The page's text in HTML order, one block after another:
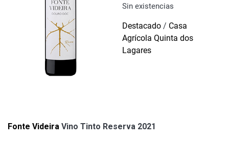
Sin existencias
Destacado / Casa
Agrícola Quinta dos
Lagares
Fonte Videira Vino Tinto Reserva 2021